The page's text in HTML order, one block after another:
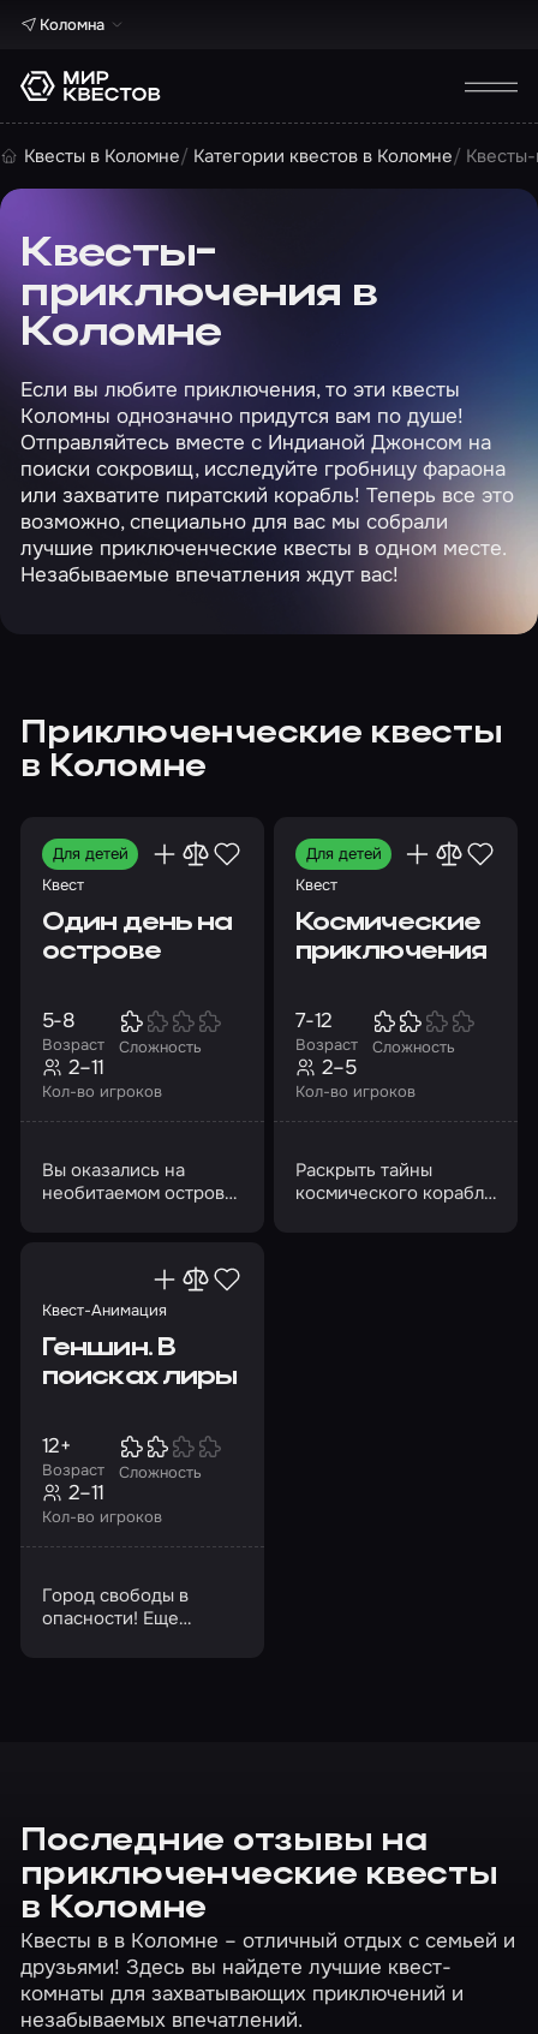
Коломна
Квесты в Коломне Категории квестов в Коломне
Квесты-
приключения в
Коломне
Если вы любите приключения, то эти квесты
Коломны однозначно придутся вам по душе!
Отправляйтесь вместе с Индианой Джонсом на
поиски сокровищ, исследуйте гробницу фараона
или захватите пиратский корабль! Теперь все это
возможно, специально для вас мы собрали
лучшие приключенческие квесты в одном месте.
Незабываемые впечатления ждут вас!
Приключенческие квесты
в Коломне
Для детей
Квест
Один день на
острове
Возраст
5-8
Сложность
Кол-во игроков
2–11
Вы оказались на
необитаемом острове
Для детей
Квест
Космические
приключения
Возраст
7-12
Сложность
Кол-во игроков
2–5
Раскрыть тайны
космического корабля
Квест-Анимация
Геншин. В
поисках лиры
Возраст
12+
Сложность
Кол-во игроков
2–11
Город свободы в
опасности! Еще
Последние отзывы на
приключенческие квесты
в Коломне
Квесты в в Коломне – отличный отдых с семьей и
друзьями! Здесь вы найдете лучшие квест-
комнаты для захватывающих приключений и
незабываемых впечатлений.